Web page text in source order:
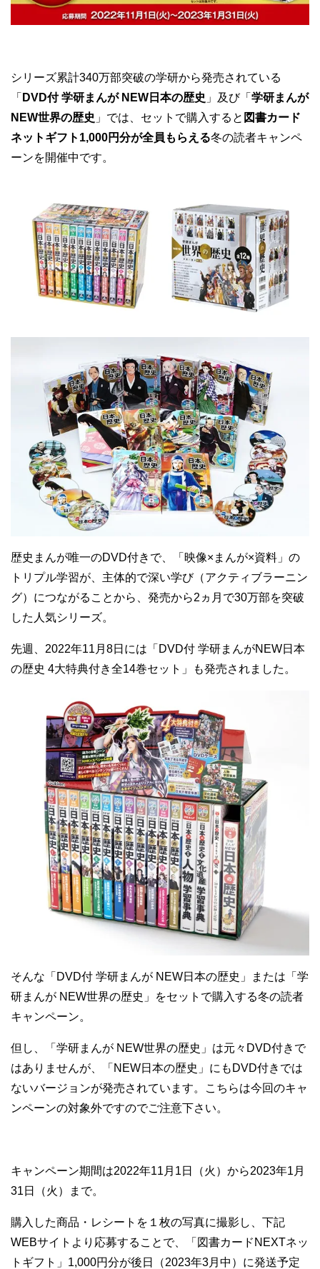
シリーズ累計340万部突破の学研から発売されている
「 DVD付 学研まんが NEW日本の歴史 」及び「 学研まんが
NEW世界の歴史 」では、セットで購入すると 図書カード
ネットギフト1,000円分が全員もらえる冬の読者キャンペ
ーンを開催中です。
歴史まんが唯一のDVD付きで、「映像×まんが×資料」の
トリプル学習が、主体的で深い学び（アクティブラーニン
グ）につながることから、発売から2ヵ月で30万部を突破
した人気シリーズ。
先週、2022年11月8日には「DVD付 学研まんがNEW日本
の歴史 4大特典付き全14巻セット」も発売されました。
そんな「DVD付 学研まんが NEW日本の歴史」または「学
研まんが NEW世界の歴史」をセットで購入する冬の読者
キャンペーン。
但し、「学研まんが NEW世界の歴史」は元々DVD付きで
はありませんが、「NEW日本の歴史」にもDVD付きでは
ないバージョンが発売されています。こちらは今回のキャ
ンペーンの対象外ですのでご注意下さい。
キャンペーン期間は2022年11月1日（火）から2023年1月
31日（火）まで。
購入した商品・レシートを１枚の写真に撮影し、下記
WEBサイトより応募することで、「図書カードNEXTネッ
トギフト」1,000円分が後日（2023年3月中）に発送予定